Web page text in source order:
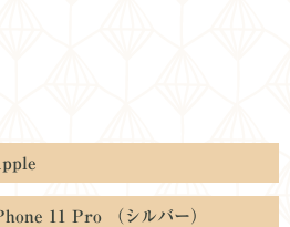
Pro （シルバー）